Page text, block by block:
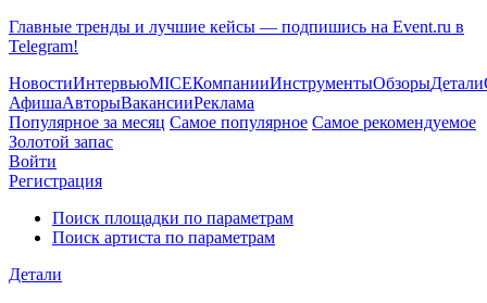
Главные тренды и лучшие кейсы — подпишись на Event.ru в
Telegram!
НовостиИнтервьюMICEКомпанииИнструментыОбзорыДетали
АфишаАвторыВакансииРеклама
Популярное за месяц Самое популярное Самое рекомендуемое
Золотой запас
Войти
Регистрация
Поиск площадки по параметрам
Поиск артиста по параметрам
Детали